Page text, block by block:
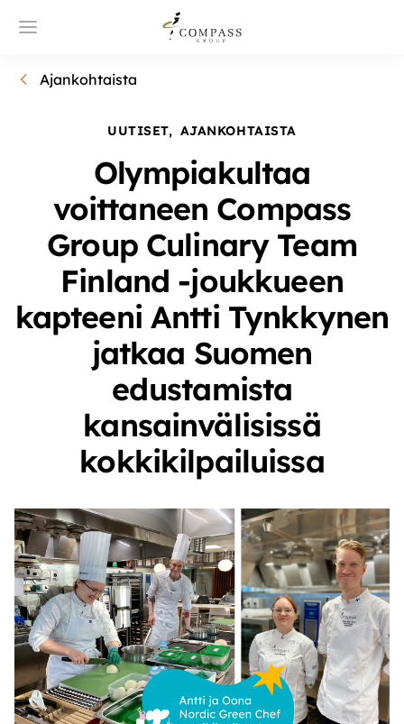
Ajankohtaista
UUTISET, AJANKOHTAISTA
Olympiakultaa
voittaneen Compass
Group Culinary Team
Finland -joukkueen
kapteeni Antti Tynkkynen
jatkaa Suomen
edustamista
kansainvälisissä
kokkikilpailuissa